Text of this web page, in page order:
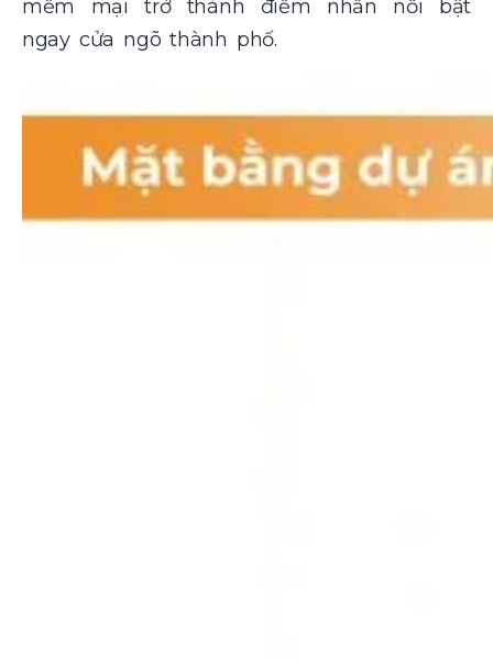
mềm mại trở thành điểm nhấn nổi bật
ngay cửa ngõ thành phố.